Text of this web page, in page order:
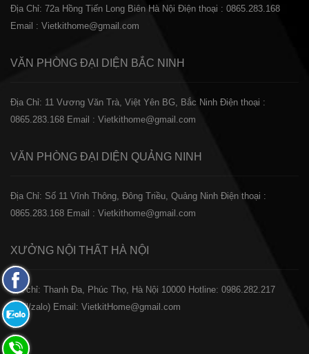
Địa Chỉ: 72a Hồng Tiến Long Biên Hà Nội Điện thoại : 0865.283.168
Email : Vietkithome@gmail.com
VĂN PHÒNG ĐẠI DIỆN BẮC NINH
Địa Chỉ: 11 Vương Văn Trà, Việt Yên BG, Bắc Ninh Điện thoại :
0865.283.168 Email : Vietkithome@gmail.com
VĂN PHÒNG ĐẠI DIỆN QUẢNG NINH
Địa Chỉ: Số 11 Vĩnh Thông, Đông Triều, Quảng Ninh Điện thoại :
0865.283.168 Email : Vietkithome@gmail.com
XƯỞNG NỘI THẤT HÀ NỘI
️Địa chỉ: Thanh Đa, Phúc Thọ, Hà Nội 10000 Hotline: 0986.282.217
(Call/zalo) Email: VietkitHome@gmail.com
Fanpage
Facebook
Zalo:
0865.283.168
Hotline: